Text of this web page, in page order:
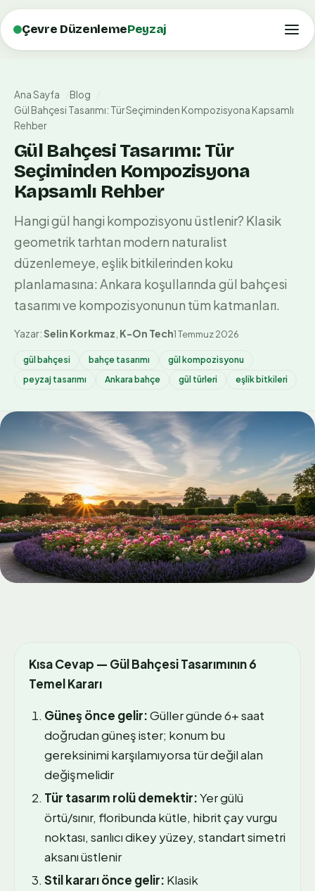
Çevre DüzenlemePeyzaj
Ana Sayfa
Blog
Gül Bahçesi Tasarımı: Tür Seçiminden Kompozisyona Kapsamlı
Rehber
Gül Bahçesi Tasarımı: Tür
Seçiminden Kompozisyona
Kapsamlı Rehber
Hangi gül hangi kompozisyonu üstlenir? Klasik
geometrik tarhtan modern naturalist
düzenlemeye, eşlik bitkilerinden koku
planlamasına: Ankara koşullarında gül bahçesi
tasarımı ve kompozisyonunun tüm katmanları.
Yazar:Selin Korkmaz K-On Tech1 Temmuz 2026
gül bahçesi bahçe tasarımı
gül kompozisyonu
peyzaj tasarımı
Ankara bahçe gül türleri eşlik bitkileri
Kısa Cevap — Gül Bahçesi Tasarımının 6
Temel Kararı
Güneş önce gelir:Güller günde 6+ saat
doğrudan güneş ister; konum bu
gereksinimi karşılamıyorsa tür değil alan
değişmelidir
Tür tasarım rolü demektir:Yer gülü
örtü/sınır, floribunda kütle, hibrit çay vurgu
noktası, sarılıcı dikey yüzey, standart simetri
aksanı üstlenir
Stil kararı önce gelir: Klasik